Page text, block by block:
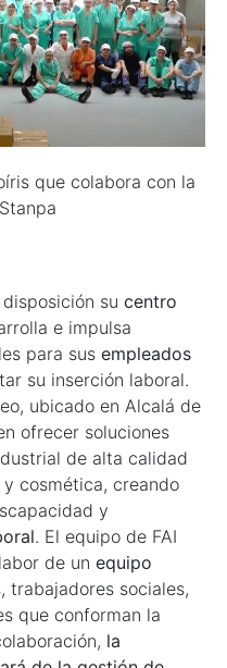
que colabora con la
su centro
e impulsa
para sus empleados
su inserción laboral.
ubicado en Alcalá de
ofrecer soluciones
de alta calidad
cosmética, creando
y
. El equipo de FAI
de un equipo
trabajadores sociales,
que conforman la
la